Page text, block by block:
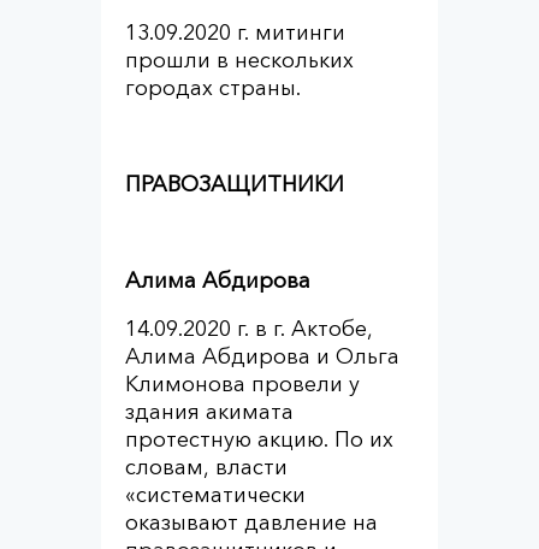
13.09.2020 г. митинги
прошли в нескольких
городах страны.
ПРАВОЗАЩИТНИКИ
Алима Абдирова
14.09.2020 г. в г. Актобе,
Алима Абдирова и Ольга
Климонова провели у
здания акимата
протестную акцию. По их
словам, власти
«систематически
оказывают давление на